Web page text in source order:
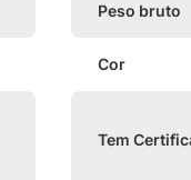
Peso bruto
Cor
Tem